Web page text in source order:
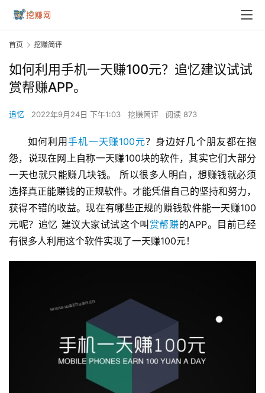
首页 挖赚简评
如何利用手机一天赚100元？追忆建议试试
赏帮赚APP。
追忆 2022年9月24日 下午1:03 挖赚简评 阅读 873
如何利用手机一天赚100元？身边好几个朋友都在抱
怨，说现在网上自称一天赚100块的软件，其实它们大部分
一天也就只能赚几块钱。 所以很多人明白，想赚钱就必须
选择真正能赚钱的正规软件。才能凭借自己的坚持和努力，
获得不错的收益。现在有哪些正规的赚钱软件能一天赚100
元呢？追忆 建议大家试试这个叫 赏帮赚的APP。目前已经
有很多人利用这个软件实现了一天赚100元！